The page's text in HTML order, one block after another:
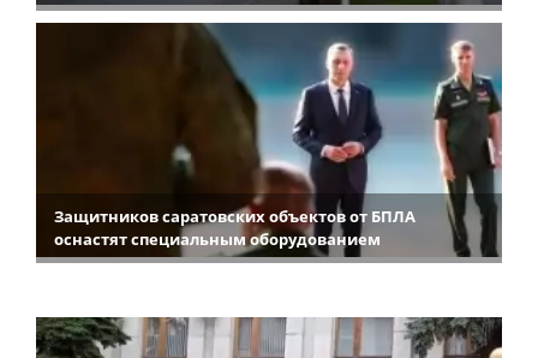
Защитников саратовских объектов от БПЛА
оснастят специальным оборудованием